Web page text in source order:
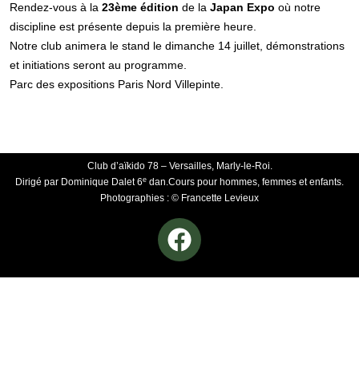
Rendez-vous à la 23ème édition de la Japan Expo où notre
discipline est présente depuis la première heure.
Notre club animera le stand le dimanche 14 juillet, démonstrations
et initiations seront au programme.
Parc des expositions Paris Nord Villepinte.
Club d’aïkido 78 – Versailles, Marly-le-Roi.
Dirigé par Dominique Dalet 6e dan.Cours pour hommes, femmes et enfants.
Photographies : © Francette Levieux